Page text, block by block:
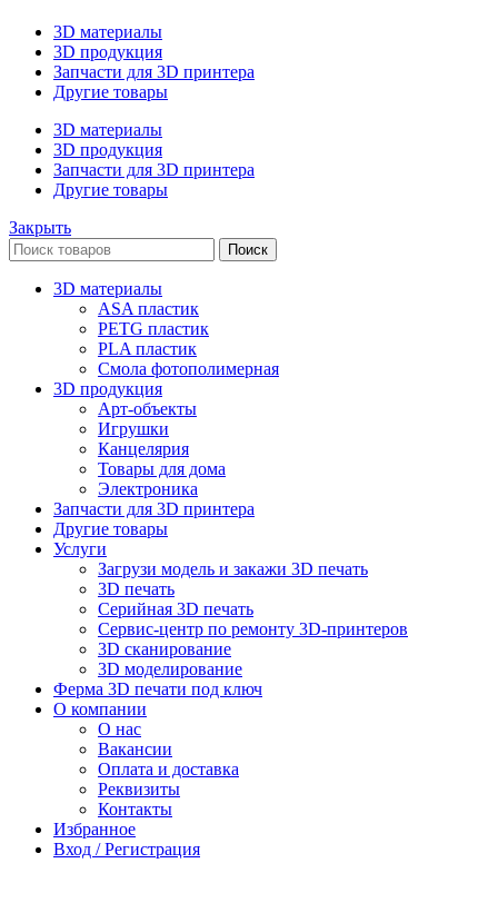
3D материалы
3D продукция
Запчасти для 3D принтера
Другие товары
3D материалы
3D продукция
Запчасти для 3D принтера
Другие товары
Закрыть
Поиск
3D материалы
ASA пластик
PETG пластик
PLA пластик
Смола фотополимерная
3D продукция
Арт-объекты
Игрушки
Канцелярия
Товары для дома
Электроника
Запчасти для 3D принтера
Другие товары
Услуги
Загрузи модель и закажи 3D печать
3D печать
Серийная 3D печать
Сервис-центр по ремонту 3D-принтеров
3D сканирование
3D моделирование
Ферма 3D печати под ключ
О компании
О нас
Вакансии
Оплата и доставка
Реквизиты
Контакты
Избранное
Вход / Регистрация